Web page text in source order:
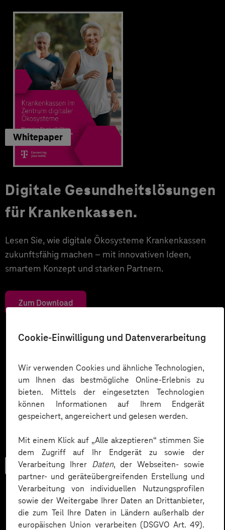
Cookie-Einwilligung und Datenverarbeitung
Wir verwenden Cookies und ähnliche Technologien,
um Ihnen das bestmögliche Online-Erlebnis zu
bieten. Mittels der eingesetzten Technologien
können Informationen auf Ihrem Endgerät
gespeichert, angereichert und gelesen werden.
Mit einem Klick auf „Alle akzeptieren“ stimmen Sie
dem Zugriff auf Ihr Endgerät zu sowie der
Verarbeitung Ihrer Daten, der Webseiten- sowie
partner- und geräteübergreifenden Erstellung und
Verarbeitung von individuellen Nutzungsprofilen
sowie der Weitergabe Ihrer Daten an Drittanbieter,
die zum Teil Ihre Daten in Ländern außerhalb der
europäischen Union verarbeiten (DSGVO Art. 49).
Whitepaper
Digitale Gesundheitslösungen
für Krankenkassen.
Lesen Sie, wie digitale Ökosysteme Krankenkassen
zukunftsfähig machen – mit innovativen Ideen,
smartem Konzept und starken Partnern.
Zum Download
Checkliste
Datenschutz in KI-Projekten